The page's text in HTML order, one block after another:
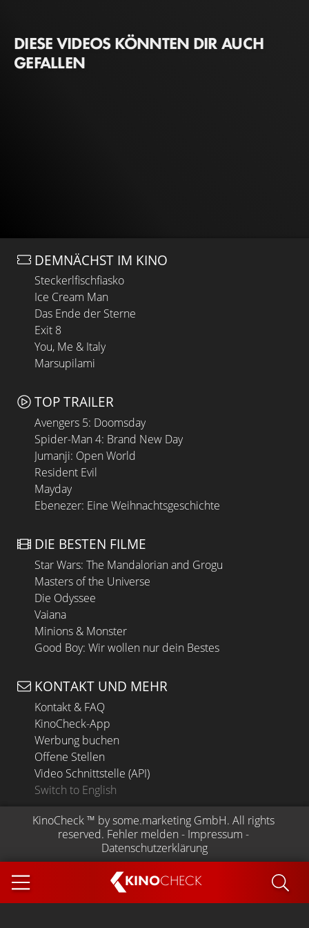
KINOCHECK
DIESE VIDEOS KÖNNTEN DIR AUCH
GEFALLEN
DEMNÄCHST IM KINO
Steckerlfischfiasko
Ice Cream Man
Das Ende der Sterne
Exit 8
You, Me & Italy
Marsupilami
TOP TRAILER
Avengers 5: Doomsday
Spider-Man 4: Brand New Day
Jumanji: Open World
Resident Evil
Mayday
Ebenezer: Eine Weihnachtsgeschichte
DIE BESTEN FILME
Star Wars: The Mandalorian and Grogu
Masters of the Universe
Die Odyssee
Vaiana
Minions & Monster
Good Boy: Wir wollen nur dein Bestes
KONTAKT UND MEHR
Kontakt & FAQ
KinoCheck-App
Werbung buchen
Offene Stellen
Video Schnittstelle (API)
Switch to English
KinoCheck ™ by some.marketing GmbH. All rights
reserved. Fehler melden - Impressum -
Datenschutzerklärung